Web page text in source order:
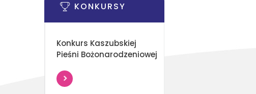
KONKURSY
Konkurs Kaszubskiej
Pieśni Bożonarodzeniowej